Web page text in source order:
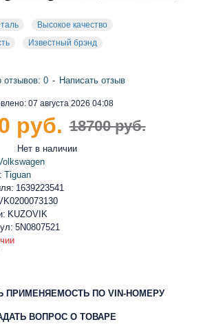
Высокое качество
Известный брэнд
Tiguan
1639223541
KUZOVIK
5N0807521
07 августа 2026 04:08
Нет в наличии
отзывов: 0 - Написать отзыв
18700 руб.
руб.
ПРИМЕНЯЕМОСТЬ ПО VIN-НОМЕРУ
ВОПРОС О ТОВАРЕ